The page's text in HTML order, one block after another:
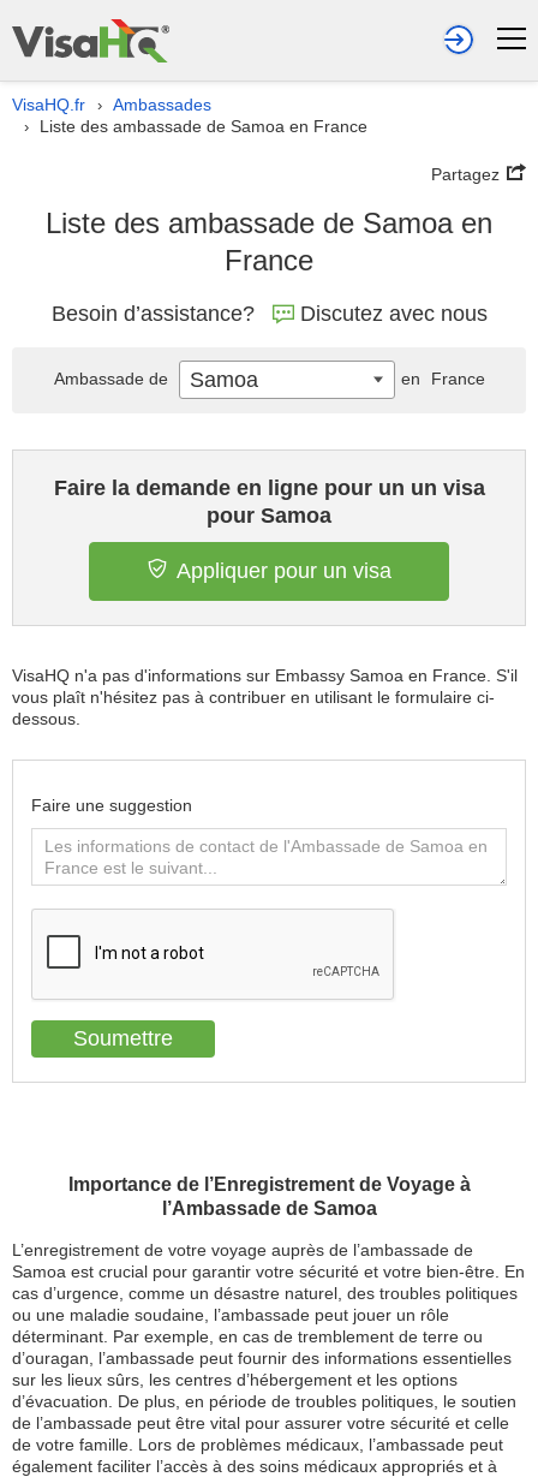
VisaHQ.fr › Ambassades
› Liste des ambassade de Samoa en France
Partagez
Liste des ambassade de Samoa en
France
Besoin d’assistance? Discutez avec nous
Importance de l’Enregistrement de Voyage à
l’Ambassade de Samoa
L’enregistrement de votre voyage auprès de l’ambassade de
Samoa est crucial pour garantir votre sécurité et votre bien-être. En
cas d’urgence, comme un désastre naturel, des troubles politiques
ou une maladie soudaine, l’ambassade peut jouer un rôle
déterminant. Par exemple, en cas de tremblement de terre ou
d’ouragan, l’ambassade peut fournir des informations essentielles
sur les lieux sûrs, les centres d’hébergement et les options
d’évacuation. De plus, en période de troubles politiques, le soutien
de l’ambassade peut être vital pour assurer votre sécurité et celle
de votre famille. Lors de problèmes médicaux, l’ambassade peut
également faciliter l’accès à des soins médicaux appropriés et à
Faire la demande en ligne pour un un visa
pour Samoa
Appliquer pour un visa
VisaHQ n'a pas d'informations sur Embassy Samoa en France. S'il
vous plaît n'hésitez pas à contribuer en utilisant le formulaire ci-
dessous.
Faire une suggestion
Ambassade de Samoa en France